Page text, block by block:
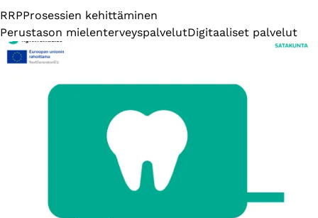
RRPProsessien kehittäminen
Perustason mielenterveyspalvelutDigitaaliset palvelut